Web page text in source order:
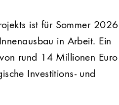
ist für Sommer 2026
in Arbeit. Ein
rund 14 Millionen Euro
Investitions- und